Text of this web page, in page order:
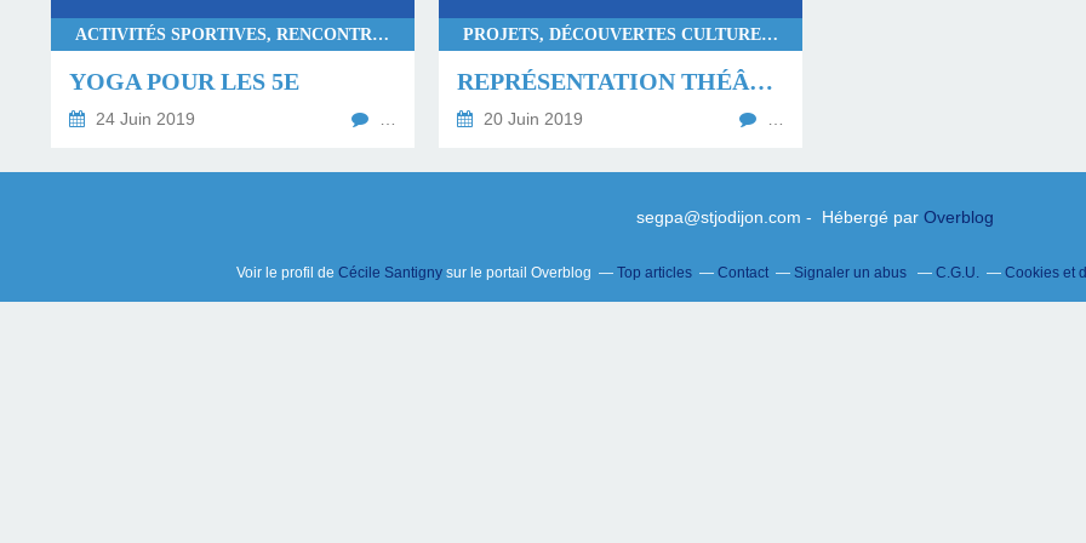
ACTIVITÉS SPORTIVES, RENCONTRES
YOGA POUR LES 5E
24 Juin 2019
PROJETS, DÉCOUVERTES CULTURELLES
REPRÉSENTATION THÉÂTRALE POUR NOS ÉLÈVES
20 Juin 2019
segpa@stjodijon.com - Hébergé par Overblog
Voir le profil de Cécile Santignysur le portail Overblog Top articles Contact Signaler un abus C.G.U. Cookies et